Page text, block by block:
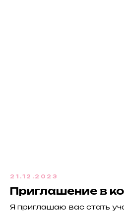
21.12.2023
Приглашение в
Я приглашаю вас стать